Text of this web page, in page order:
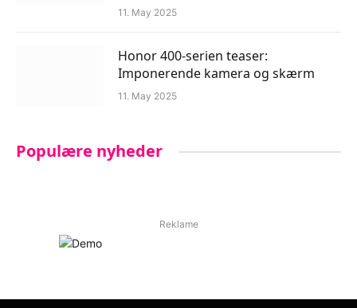
11. May 2025
Honor 400-serien teaser:
Imponerende kamera og skærm
11. May 2025
Populære nyheder
Reklame